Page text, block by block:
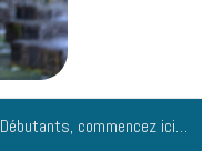
Débutants, commencez ici…